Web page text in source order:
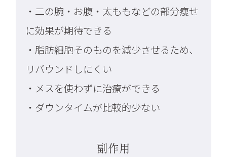
・二の腕・お腹・太ももなどの部分痩せ
に効果が期待できる
・脂肪細胞そのものを減少させるため、
リバウンドしにくい
・メスを使わずに治療ができる
・ダウンタイムが比較的少ない
副作用